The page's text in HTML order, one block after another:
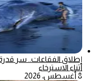
إطلاق الفقاعات.. سر قدرة
أثناء الاسترخاء
8 أغسطس، 2026